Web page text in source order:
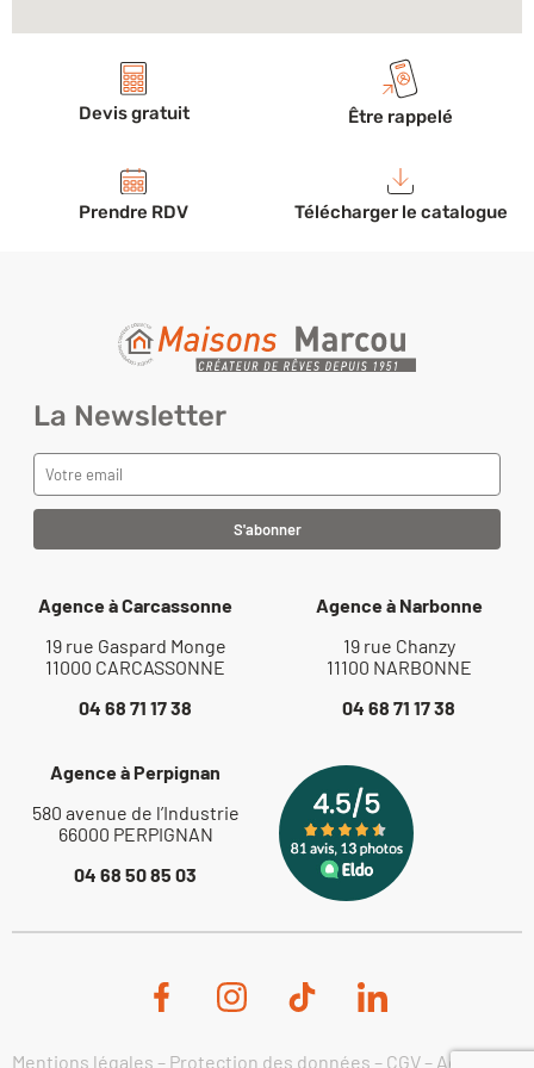
Devis gratuit Être rappelé
Prendre RDV Télécharger le catalogue
La Newsletter
Agence à Carcassonne
19 rue Gaspard Monge
11000 CARCASSONNE
04 68 71 17 38
Agence à Narbonne
19 rue Chanzy
11100 NARBONNE
04 68 71 17 38
Agence à Perpignan
580 avenue de l’Industrie
66000 PERPIGNAN
04 68 50 85 03
Mentions légales – Protection des données – CGV – Actualités